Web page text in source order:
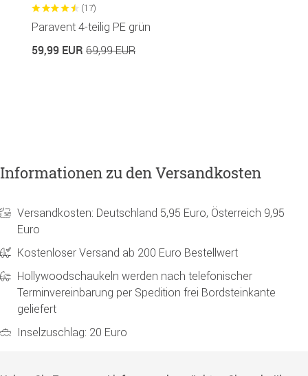
(17)
Paravent 4-teilig PE grün
59,99 EUR 69,99 EUR
Informationen zu den Versandkosten
Versandkosten: Deutschland 5,95 Euro, Österreich 9,95
Euro
Kostenloser Versand ab 200 Euro Bestellwert
Hollywoodschaukeln werden nach telefonischer
Terminvereinbarung per Spedition frei Bordsteinkante
geliefert
Inselzuschlag: 20 Euro